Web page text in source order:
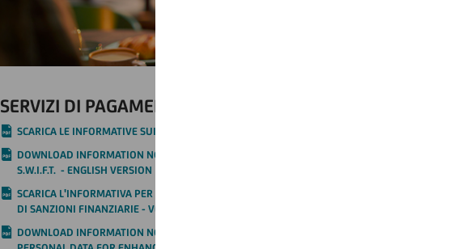
SERVIZI DI PAGAMENTO E OPERAZIONI CORRELATE
SCARICA LE INFORMATIVE SUI SERVIZI DI PAGAMENTO - VERSIONE IN ITALIANO
DOWNLOAD INFORMATION NOTICE ON THE PROCESSING OF PERSONAL DATA THROUGH
S.W.I.F.T. - ENGLISH VERSION
SCARICA L'INFORMATIVA PER RAFFORZARE IL RISPETTO DELLA NORMATIVA IN MATERIA
DI SANZIONI FINANZIARIE - VERSIONE IN ITALIANO
DOWNLOAD INFORMATION NOTICE ON THE PROCESSING AND PROTECTION OF